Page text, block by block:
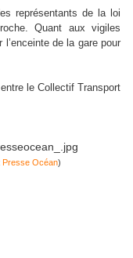
représentants de la loi
Quant aux vigiles
de la gare pour
le Collectif Transport
Presse Océan)